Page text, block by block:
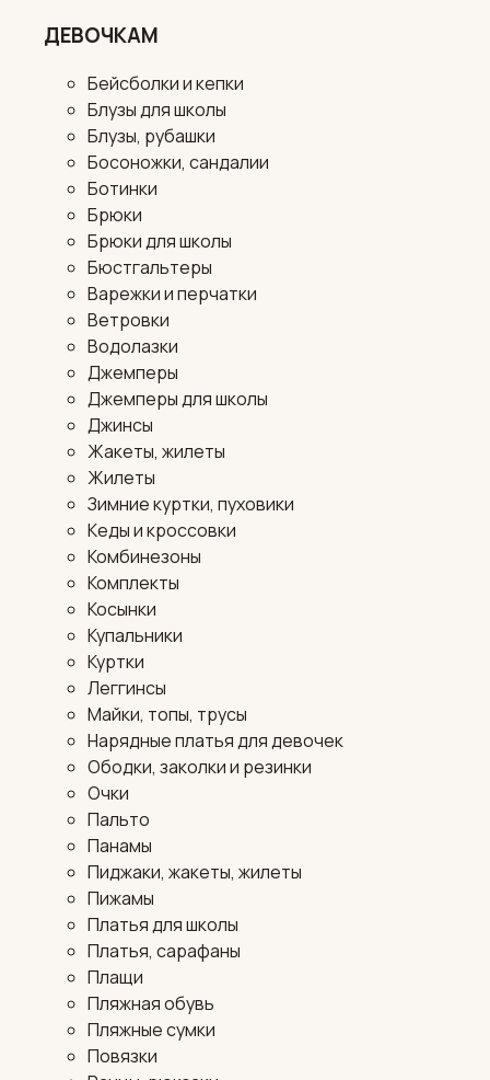
ДЕВОЧКАМ
Бейсболки и кепки
Блузы для школы
Блузы, рубашки
Босоножки, сандалии
Ботинки
Брюки
Брюки для школы
Бюстгальтеры
Варежки и перчатки
Ветровки
Водолазки
Джемперы
Джемперы для школы
Джинсы
Жакеты, жилеты
Жилеты
Зимние куртки, пуховики
Кеды и кроссовки
Комбинезоны
Комплекты
Косынки
Купальники
Куртки
Леггинсы
Майки, топы, трусы
Нарядные платья для девочек
Ободки, заколки и резинки
Очки
Пальто
Панамы
Пиджаки, жакеты, жилеты
Пижамы
Платья для школы
Платья, сарафаны
Плащи
Пляжная обувь
Пляжные сумки
Повязки